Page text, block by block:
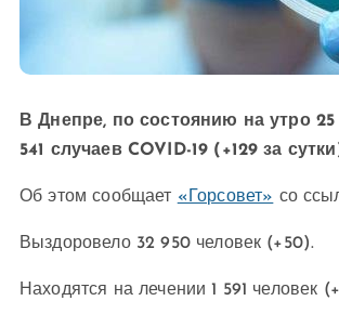
В Днепре, по состоянию на утро
541 случаев COVID-19 (+129 за
Об этом сообщает «Горсовет» со
Выздоровело 32 950 человек (+50).
Находятся на лечении 1 591 человек